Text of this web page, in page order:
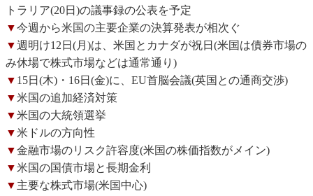
トラリア(20日)の議事録の公表を予定
▼今週から米国の主要企業の決算発表が相次ぐ
▼週明け12日(月)は、米国とカナダが祝日(米国は債券市場の
み休場で株式市場などは通常通り)
▼ 15日(木)・16日(金)に、EU首脳会議(英国との通商交渉)
▼米国の追加経済対策
▼米国の大統領選挙
▼米ドルの方向性
▼金融市場のリスク許容度(米国の株価指数がメイン)
▼米国の国債市場と長期金利
▼ 主要な株式市場(米国中心)